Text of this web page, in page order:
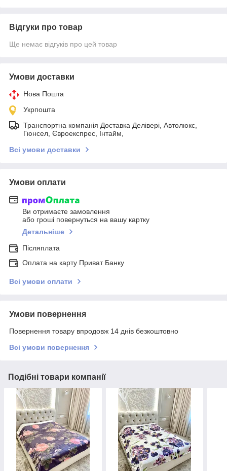
Відгуки про товар
Ще немає відгуків про цей товар
Умови доставки
Нова Пошта
Укрпошта
Транспортна компанія Доставка Делівері, Автолюкс,
Гюнсел, Євроекспрес, Інтайм,
Всі умови доставки
Умови оплати
Ви отримаєте замовлення
або гроші повернуться на вашу картку
Детальніше
Післяплата
Оплата на карту Приват Банку
Всі умови оплати
Умови повернення
Повернення товару впродовж 14 днів безкоштовно
Всі умови повернення
Подібні товари компанії